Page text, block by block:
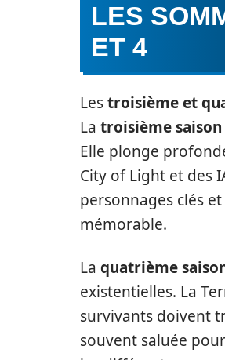
LES
ET 4
Lestroisième et
La troisième saison
Elle plonge
City of Light et des
personnages clés
mémorable.
La quatrième
existentielles. La
survivants doivent
souvent saluée